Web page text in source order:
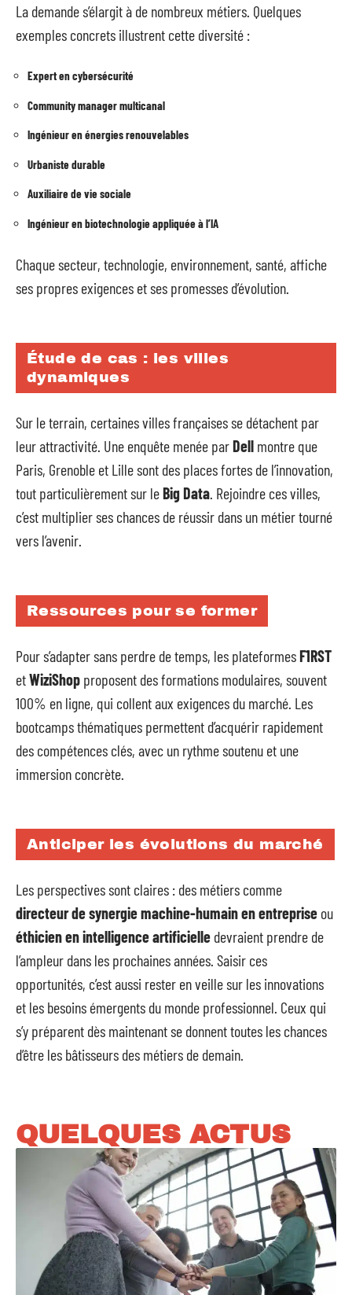
La demande s’élargit à de nombreux métiers. Quelques
exemples concrets illustrent cette diversité :
Expert en cybersécurité
Community manager multicanal
Ingénieur en énergies renouvelables
Urbaniste durable
Auxiliaire de vie sociale
Ingénieur en biotechnologie appliquée à l’IA
Chaque secteur, technologie, environnement, santé, affiche
ses propres exigences et ses promesses d’évolution.
Étude de cas : les villes
dynamiques
Sur le terrain, certaines villes françaises se détachent par
leur attractivité. Une enquête menée parDell montre que
Paris, Grenoble et Lille sont des places fortes de l’innovation,
tout particulièrement sur leBig Data. Rejoindre ces villes,
c’est multiplier ses chances de réussir dans un métier tourné
vers l’avenir.
Ressources pour se former
Pour s’adapter sans perdre de temps, les plateformesF1RST
etWiziShop proposent des formations modulaires, souvent
100% en ligne, qui collent aux exigences du marché. Les
bootcamps thématiques permettent d’acquérir rapidement
des compétences clés, avec un rythme soutenu et une
immersion concrète.
Anticiper les évolutions du marché
Les perspectives sont claires : des métiers comme
directeur de synergie machine-humain en entreprise ou
éthicien en intelligence artificielle devraient prendre de
l’ampleur dans les prochaines années. Saisir ces
opportunités, c’est aussi rester en veille sur les innovations
et les besoins émergents du monde professionnel. Ceux qui
s’y préparent dès maintenant se donnent toutes les chances
d’être les bâtisseurs des métiers de demain.
QUELQUES ACTUS